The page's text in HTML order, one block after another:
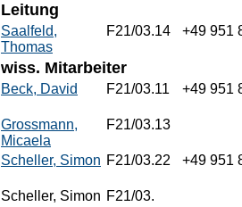
Leitung
Saalfeld,
Thomas
F21/03.14 +49 951
wiss. Mitarbeiter
Beck, David F21/03.11 +49 951
Grossmann,
Micaela
F21/03.13
Scheller, Simon F21/03.22 +49 951
Scheller, Simon F21/03.